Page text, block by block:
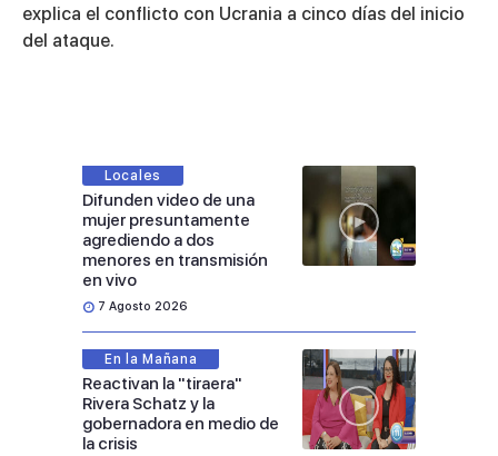
explica el conflicto con Ucrania a cinco días del inicio
del ataque.
Locales
Difunden video de una
mujer presuntamente
agrediendo a dos
menores en transmisión
en vivo
7 Agosto 2026
En la Mañana
Reactivan la "tiraera"
Rivera Schatz y la
gobernadora en medio de
la crisis